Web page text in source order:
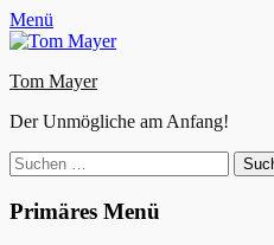
Zum
Inhalt
Facebook
E-
Mail
Instagram
Website
Menü
Tom Mayer
Der Unmögliche am Anfang!
Suche
nach:
Primäres Menü